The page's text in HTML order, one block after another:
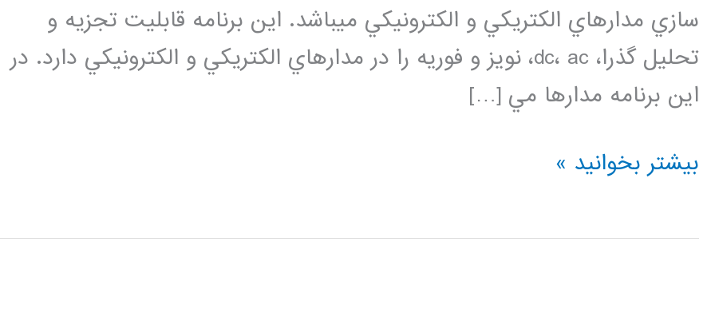
سازي مدارهاي الكتريكي و الكترونيكي مي­باشد. اين برنامه قابليت تجزيه و
تحليل­ گذرا، dc، ac، نویز و فوریه را در مدارهاي الكتريكي و الكترونيكي دارد. در
این برنامه مدارها مي […]
فیلم
فارسی
بیشتر بخوانید »